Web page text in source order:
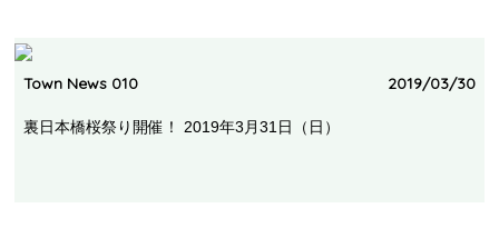
Town News 010 2019/03/30
裏日本橋桜祭り開催！ 2019年3月31日（日）